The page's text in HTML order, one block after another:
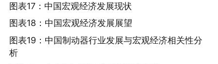
图表17：中国宏观经济发展现状
图表18：中国宏观经济发展展望
图表19：中国制动器行业发展与宏观经济相关性分
析